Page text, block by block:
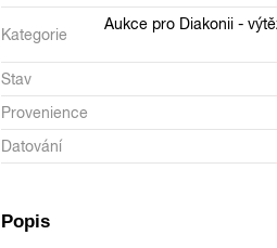
Kategorie
Aukce pro Diakonii -
Stav
Provenience
Datování
Popis